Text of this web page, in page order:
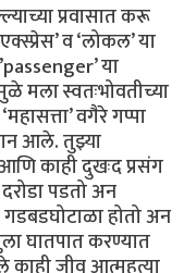
प्रवासात करू
व ‘लोकल’ या
या
मला स्वतःभोवतीच्या
वगैरे गप्पा
आले. तुझ्या
काही दुखःद प्रसंग
पडतो अन
होतो अन
घातपात करण्यात